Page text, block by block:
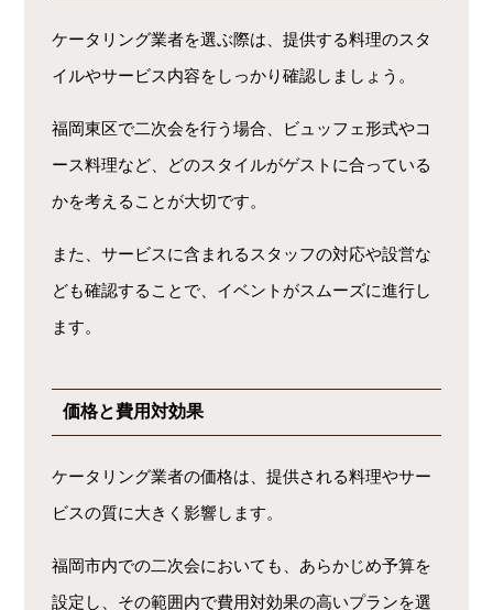
ケータリング業者を選ぶ際は、提供する料理のスタ
イルやサービス内容をしっかり確認しましょう。
福岡東区で二次会を行う場合、ビュッフェ形式やコ
ース料理など、どのスタイルがゲストに合っている
かを考えることが大切です。
また、サービスに含まれるスタッフの対応や設営な
ども確認することで、イベントがスムーズに進行し
ます。
価格と費用対効果
ケータリング業者の価格は、提供される料理やサー
ビスの質に大きく影響します。
福岡市内での二次会においても、あらかじめ予算を
設定し、その範囲内で費用対効果の高いプランを選